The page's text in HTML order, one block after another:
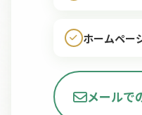
ホームペー
メールで